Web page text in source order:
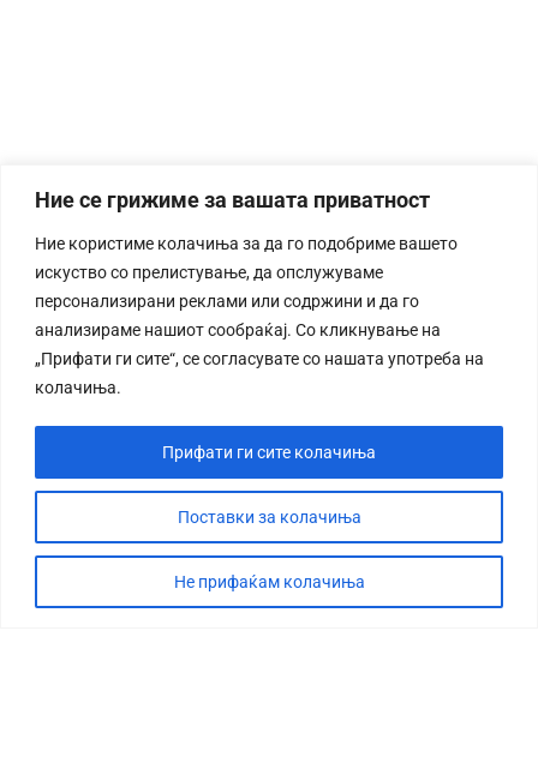
Ние се грижиме за вашата приватност
Ние користиме колачиња за да го подобриме вашето
искуство со прелистување, да опслужуваме
персонализирани реклами или содржини и да го
анализираме нашиот сообраќај. Со кликнување на
„Прифати ги сите“, се согласувате со нашата употреба на
колачиња.
Поставки за колачиња
Не прифаќам колачиња
Прифати ги сите колачиња